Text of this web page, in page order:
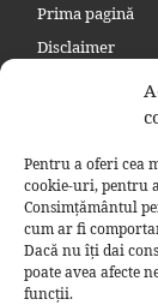
Pentru a oferi cea
cookie-uri, pentru
Consimțământul
cum ar fi
Dacă nu îți dai
poate avea afecte
funcții.
Prima pagină
Disclaimer
Politica de
Politica privind
Politică cookie-
Politică cookie-